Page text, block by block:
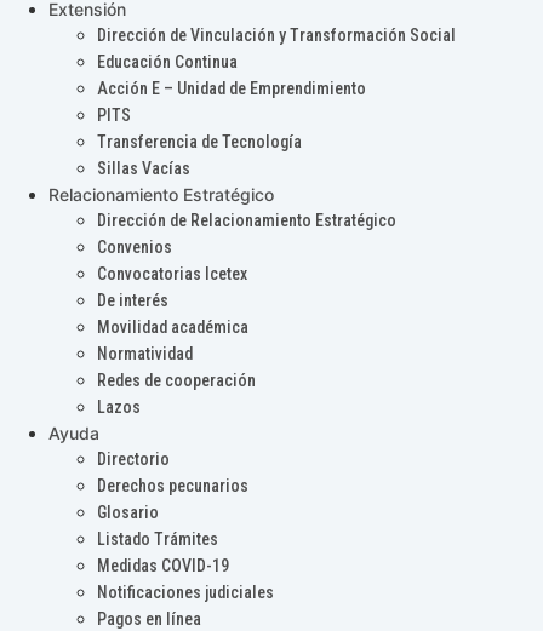
Extensión
Dirección de Vinculación y Transformación Social
Educación Continua
Acción E – Unidad de Emprendimiento
PITS
Transferencia de Tecnología
Sillas Vacías
Relacionamiento Estratégico
Dirección de Relacionamiento Estratégico
Convenios
Convocatorias Icetex
De interés
Movilidad académica
Normatividad
Redes de cooperación
Lazos
Ayuda
Directorio
Derechos pecunarios
Glosario
Listado Trámites
Medidas COVID-19
Notificaciones judiciales
Pagos en línea